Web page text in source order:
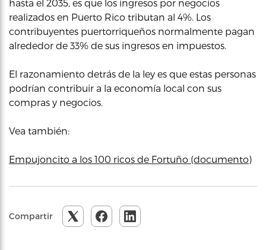
hasta el 2035, es que los ingresos por negocios
realizados en Puerto Rico tributan al 4%. Los
contribuyentes puertorriqueños normalmente pagan
alrededor de 33% de sus ingresos en impuestos.
El razonamiento detrás de la ley es que estas personas
podrían contribuir a la economía local con sus
compras y negocios.
Vea también:
Empujoncito a los 100 ricos de Fortuño (documento)
Compartir